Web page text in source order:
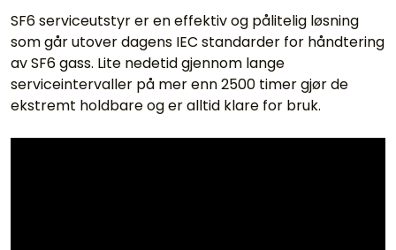
SF6 serviceutstyr er en effektiv og pålitelig løsning
som går utover dagens IEC standarder for håndtering
av SF6 gass. Lite nedetid gjennom lange
serviceintervaller på mer enn 2500 timer gjør de
ekstremt holdbare og er alltid klare for bruk.